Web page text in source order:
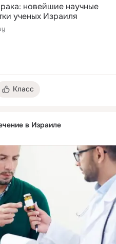
новейшие научные
ученых Израиля
Класс
в Израиле